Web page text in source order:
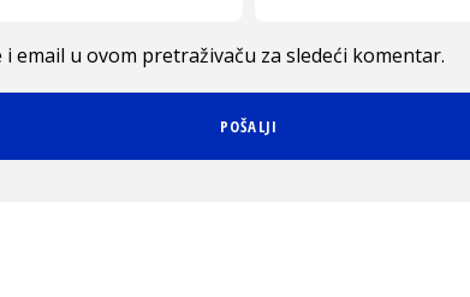
email u ovom pretraživaču za sledeći komentar.